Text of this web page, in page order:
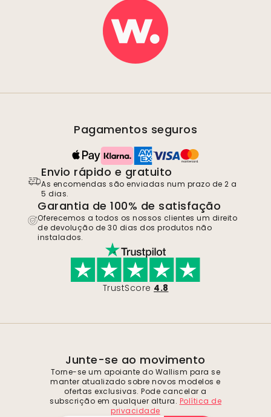
Pagamentos seguros
Envio rápido e gratuito
As encomendas são enviadas num prazo de 2 a
5 dias.
Garantia de 100% de satisfação
Oferecemos a todos os nossos clientes um direito
de devolução de 30 dias dos produtos não
instalados.
TrustScore 4.8
Junte-se ao movimento
Torne-se um apoiante do Wallism para se
manter atualizado sobre novos modelos e
ofertas exclusivas. Pode cancelar a
subscrição em qualquer altura. Política de
privacidade